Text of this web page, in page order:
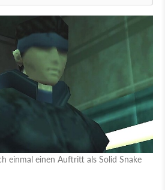
einmal einen Auftritt als Solid Snake